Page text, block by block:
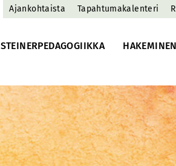
Ajankohtaista Tapahtumakalenteri
STEINERPEDAGOGIIKKA HAKEMINEN